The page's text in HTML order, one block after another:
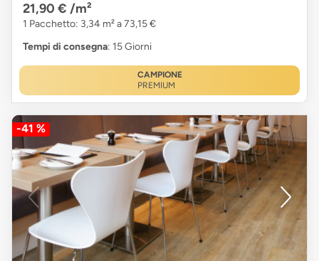
21,90 € /m²
1 Pacchetto: 3,34 m² a 73,15 €
Tempi di consegna: 15 Giorni
CAMPIONE
PREMIUM
-41 %